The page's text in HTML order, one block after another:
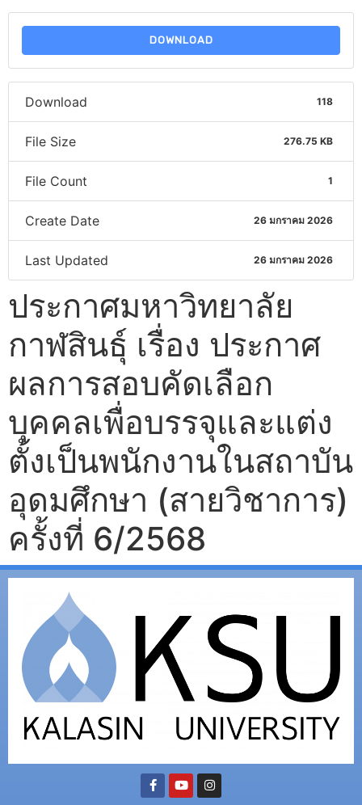
DOWNLOAD
Download 118
File Size 276.75 KB
File Count 1
Create Date 26 มกราคม 2026
Last Updated 26 มกราคม 2026
ประกาศมหาวิทยาลัย
กาฬสินธุ์ เรื่อง ประกาศ
ผลการสอบคัดเลือก
บุคคลเพื่อบรรจุและแต่ง
ตั้งเป็นพนักงานในสถาบัน
อุดมศึกษา (สายวิชาการ)
ครั้งที่ 6/2568